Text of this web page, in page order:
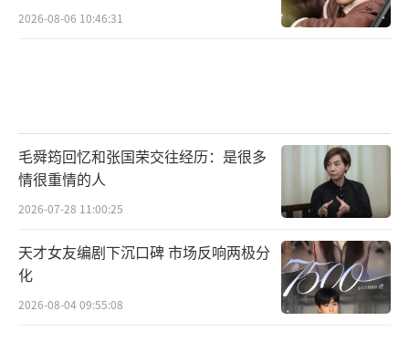
2026-08-06 10:46:31
毛舜筠回忆和张国荣交往经历：是很多
情很重情的人
2026-07-28 11:00:25
天才女友编剧下沉口碑 市场反响两极分
化
2026-08-04 09:55:08